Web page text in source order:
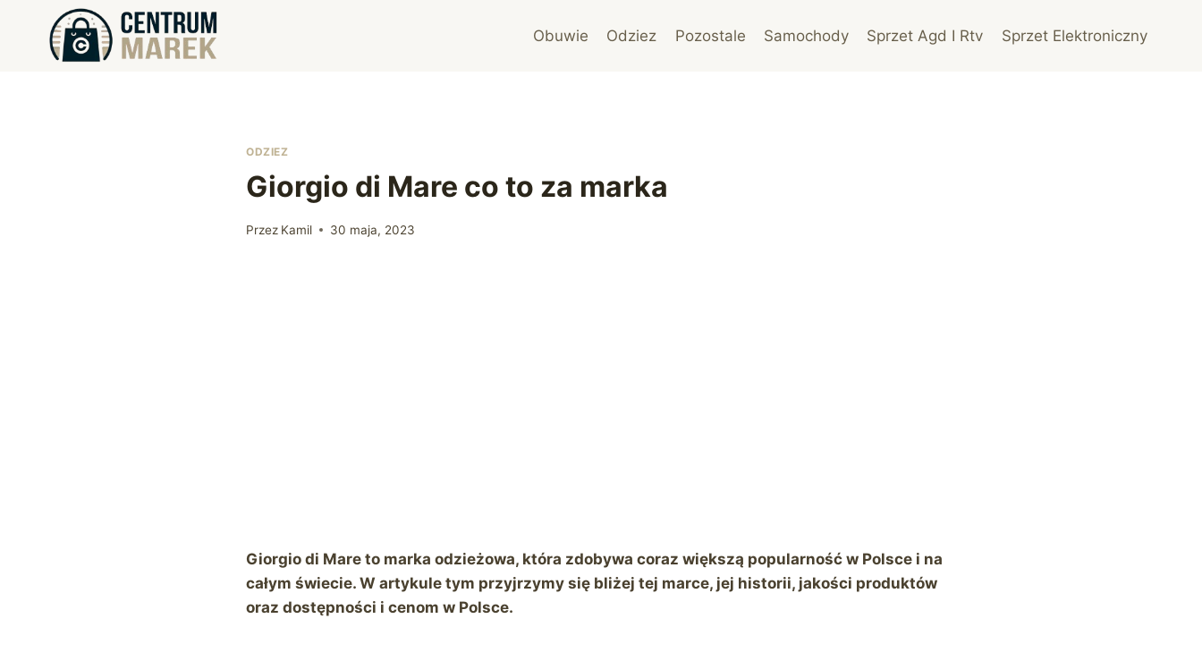
Obuwie Odziez Pozostale Samochody Sprzet Agd I Rtv Sprzet Elektroniczny
ODZIEZ
Giorgio di Mare co to za marka
Przez Kamil 30 maja, 2023
Giorgio di Mare to marka odzieżowa, która zdobywa coraz większą popularność w Polsce i na
całym świecie. W artykule tym przyjrzymy się bliżej tej marce, jej historii, jakości produktów
oraz dostępności i cenom w Polsce.